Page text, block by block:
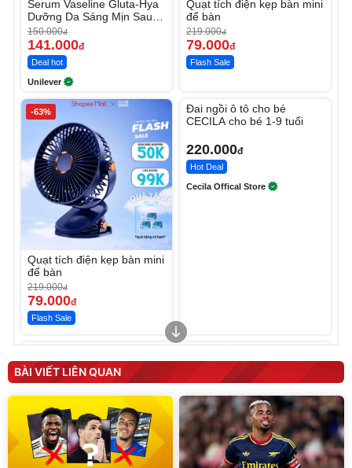
Serum Vaseline Gluta-Hya
Dưỡng Da Sáng Mịn Sau 7
Ngày
150.000đ
141.000đ
Deal hot
Unilever
Quạt tích điện kẹp bàn mini
để bàn
219.000đ
79.000đ
Flash Sale
-63%
Quạt tích điện kẹp bàn mini
để bàn
219.000đ
79.000đ
Flash Sale
Đai ngồi ô tô cho bé
CECILA cho bé 1-9 tuổi
220.000đ
Hot Deal
Cecila Offical Store
tức thì Vaseline Body
190.000đ
138.330đ
Discount
D2-001 - Thông Minh
3.000.000
2.200.000đ
Flash Sale
Unmute
Vali Bamozo Khung Nhôm
BÀI VIẾT LIÊN QUAN